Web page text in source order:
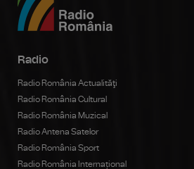
Radio
Radio România Actualităţi
Radio România Cultural
Radio România Muzical
Radio Antena Satelor
Radio România Sport
Radio România Internațional